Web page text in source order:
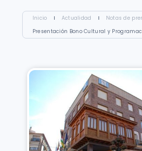
Inicio I Actualidad I Notas de
Presentación Bono Cultural y